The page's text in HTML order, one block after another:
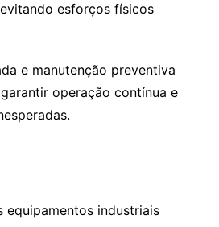
esforços físicos
e manutenção preventiva
operação contínua e
equipamentos industriais